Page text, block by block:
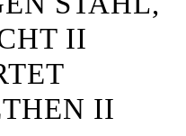
II
II